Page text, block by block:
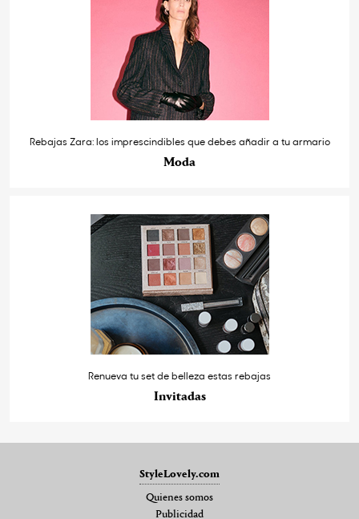
Rebajas Zara: los imprescindibles que debes añadir a tu armario
Moda
Renueva tu set de belleza estas rebajas
Invitadas
StyleLovely.com
Quienes somos
Publicidad